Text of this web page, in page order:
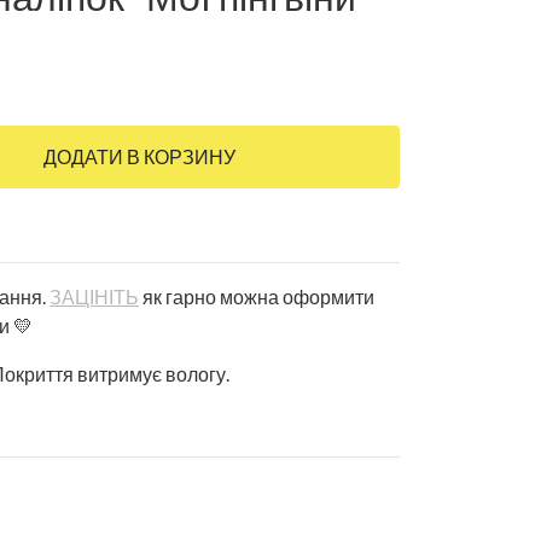
ДОДАТИ В КОРЗИНУ
ЗАЦІНІТЬ як гарно можна оформити
💛
витримує вологу.